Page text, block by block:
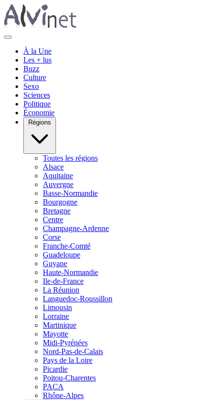
À la Une
Les + lus
Buzz
Culture
Sexo
Sciences
Politique
Économie
Régions
Toutes les régions
Alsace
Aquitaine
Auvergne
Basse-Normandie
Bourgogne
Bretagne
Centre
Champagne-Ardenne
Corse
Franche-Comté
Guadeloupe
Guyane
Haute-Normandie
Ile-de-France
La Réunion
Languedoc-Roussillon
Limousin
Lorraine
Martinique
Mayotte
Midi-Pyrénées
Nord-Pas-de-Calais
Pays de la Loire
Picardie
Poitou-Charentes
PACA
Rhône-Alpes